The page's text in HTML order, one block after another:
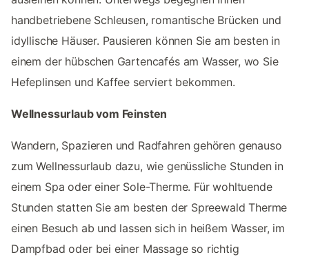
handbetriebene Schleusen, romantische Brücken und
idyllische Häuser. Pausieren können Sie am besten in
einem der hübschen Gartencafés am Wasser, wo Sie
Hefeplinsen und Kaffee serviert bekommen.
Wellnessurlaub vom Feinsten
Wandern, Spazieren und Radfahren gehören genauso
zum Wellnessurlaub dazu, wie genüssliche Stunden in
einem Spa oder einer Sole-Therme. Für wohltuende
Stunden statten Sie am besten der Spreewald Therme
einen Besuch ab und lassen sich in heißem Wasser, im
Dampfbad oder bei einer Massage so richtig